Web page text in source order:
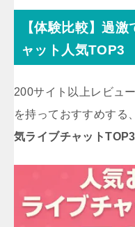
【体験比較】過
ャット人気TOP3
200サイト以上レビュ
を持っておすすめする
気ライブチャットTOP3